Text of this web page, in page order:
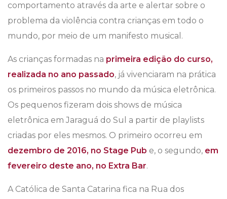
comportamento através da arte e alertar sobre o
problema da violência contra crianças em todo o
mundo, por meio de um manifesto musical.
As crianças formadas na primeira edição do curso,
realizada no ano passado, já vivenciaram na prática
os primeiros passos no mundo da música eletrônica.
Os pequenos fizeram dois shows de música
eletrônica em Jaraguá do Sul a partir de playlists
criadas por eles mesmos. O primeiro ocorreu em
dezembro de 2016, no Stage Pub e, o segundo, em
fevereiro deste ano, no Extra Bar.
A Católica de Santa Catarina fica na Rua dos